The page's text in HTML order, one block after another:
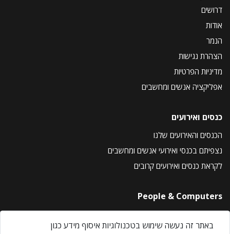
דרושים
אודות
הנמר
הצהרת נגישות
מדיניות הפרטיות
אפליקציה אנשים ומחשבים
כנסים ואירועים
הכנסים והאירועים שלנו
נצפיתם בכנסי ואירועי אנשים ומחשבים
לקראת כנסים ואירועים קרובים
People & Computers
About Us
Privacy Policy
באתר זה נעשה שימוש בטכנולוגיות איסוף מידע כגון